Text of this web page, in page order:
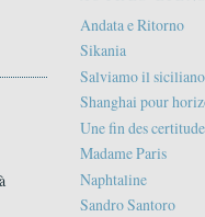
Andata e Ritorno
Sikania
Salviamo il siciliano
Shanghai pour
Une fin des
Madame Paris
Naphtaline
Sandro Santoro